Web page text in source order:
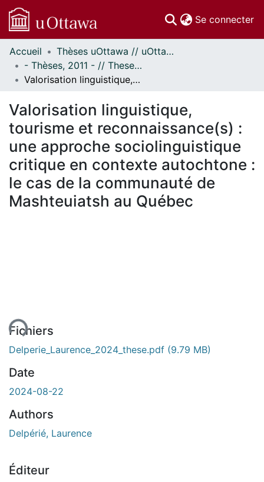
Se connecter
Communautés
et collections
Parcourir
À propos
Accueil
Thèses uOttawa // uOttawa Theses
- Thèses, 2011 - // Theses, 2011 -
Valorisation linguistique, tourisme et reconnaissance(s) : une approche sociolinguistique critique en contexte autochtone : le cas de la communauté de Mashteuiatsh au Québec
Valorisation linguistique,
tourisme et reconnaissance(s) :
une approche sociolinguistique
critique en contexte autochtone :
le cas de la communauté de
Mashteuiatsh au Québec
Fichiers
Delperie_Laurence_2024_these.pdf (9.79 MB)
Date
2024-08-22
Authors
Delpérié, Laurence
Éditeur